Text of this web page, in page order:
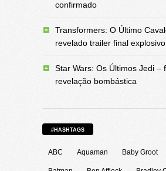
confirmado
Transformers: O Último
revelado trailer final explosivo
Star Wars: Os Últimos Jedi –
revelação bombástica
#HASHTAGS
ABC Aquaman Baby Groot